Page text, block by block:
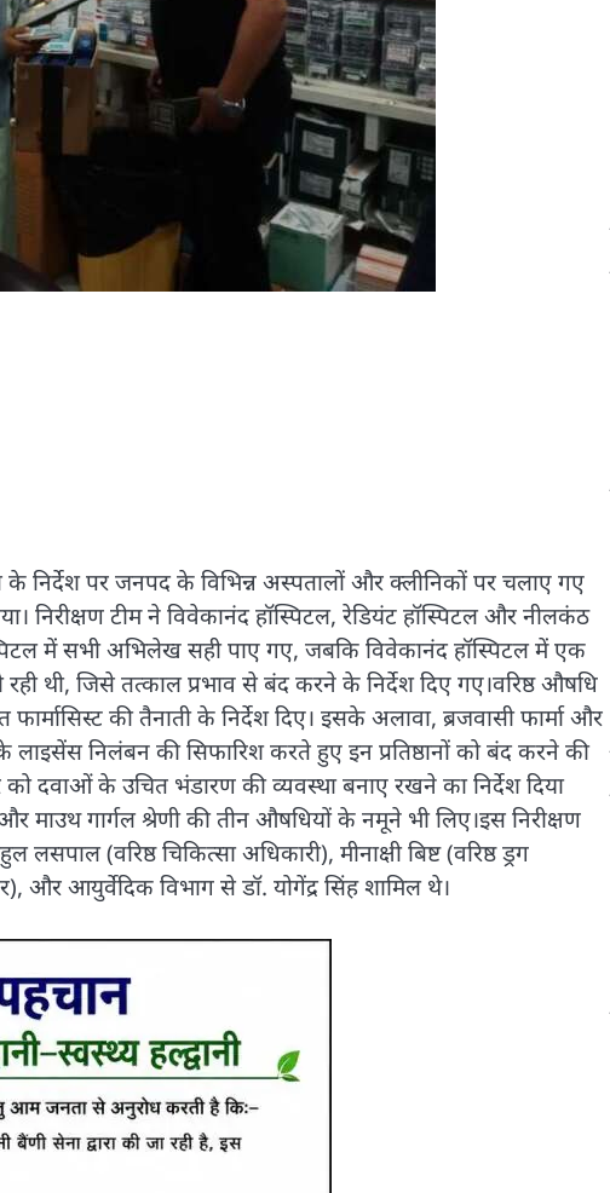
के निर्देश पर जनपद के विभिन्न अस्पतालों और क्लीनिकों पर चलाए गए
निरीक्षण टीम ने विवेकानंद हॉस्पिटल, रेडियंट हॉस्पिटल और नीलकंठ
में सभी अभिलेख सही पाए गए, जबकि विवेकानंद हॉस्पिटल में एक
थी, जिसे तत्काल प्रभाव से बंद करने के निर्देश दिए गए।वरिष्ठ औषधि
की तैनाती के निर्देश दिए। इसके अलावा, ब्रजवासी फार्मा और
निलंबन की सिफारिश करते हुए इन प्रतिष्ठानों को बंद करने की
को दवाओं के उचित भंडारण की व्यवस्था बनाए रखने का निर्देश दिया
और माउथ गार्गल श्रेणी की तीन औषधियों के नमूने भी लिए।इस निरीक्षण
(वरिष्ठ चिकित्सा अधिकारी), मीनाक्षी बिष्ट (वरिष्ठ ड्रग
और आयुर्वेदिक विभाग से डॉ. योगेंद्र सिंह शामिल थे।